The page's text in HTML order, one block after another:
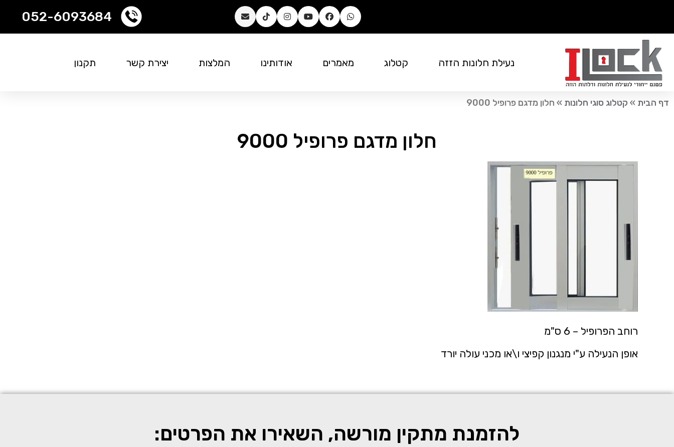
052-6093684
נעילת חלונות הזזה קטלוג מאמרים אודותינו המלצות יצירת קשר תקנון
דף הבית » קטלוג סוגי חלונות » חלון מדגם פרופיל 9000
חלון מדגם פרופיל 9000
רוחב הפרופיל – 6 ס"מ
אופן הנעילה ע"י מנגנון קפיצי ו\או מכני עולה יורד
להזמנת מתקין מורשה, השאירו את הפרטים: